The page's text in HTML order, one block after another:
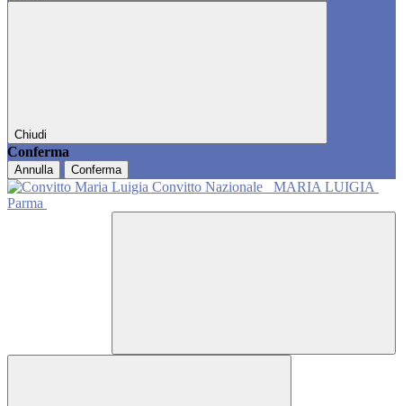
Chiudi
Conferma
Annulla Conferma
Convitto Nazionale
MARIA LUIGIA
Parma